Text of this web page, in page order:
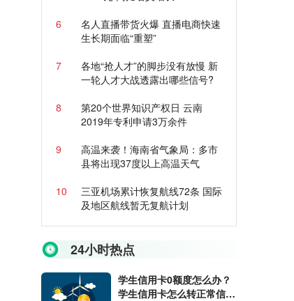
6
名人直播带货火爆 直播电商快速
生长期面临“重塑”
7
各地“抢人才”的脚步没有放慢 新
一轮人才大战透露出哪些信号?
8
第20个世界知识产权日 云南
2019年专利申请3万余件
9
高温来袭！海南省气象局：多市
县将出现37度以上高温天气
10
三亚机场累计恢复航线72条 国际
及地区航线暂无复航计划
24小时热点
学生信用卡0额度怎么办？
学生信用卡怎么转正常信用